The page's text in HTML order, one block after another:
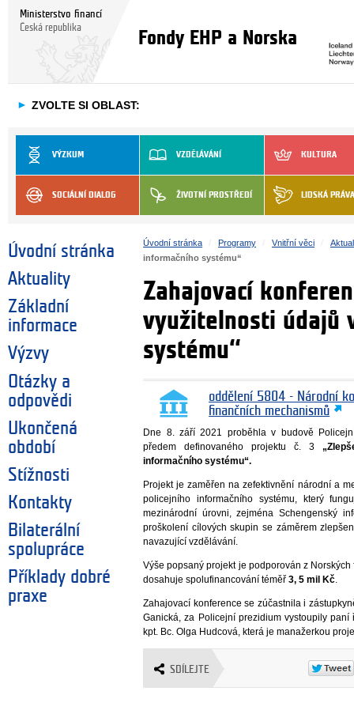
Ministerstvo financí
Česká republika
Fondy EHP a Norska
► ZVOLTE SI OBLAST:
VÝZKUM VZDĚLÁVÁNÍ KULTURA
SOCIÁLNÍ DIALOG ŽIVOTNÍ PROSTŘEDÍ LIDSKÁ PRÁVA
Úvodní stránka
Aktuality
Základní
informace
Výzvy
Otázky a
odpovědi
Ukončená
období
Stížnosti
Kontakty
Bilaterální
spolupráce
Příklady dobré
praxe
Úvodní stránka Programy Vnitřní věci
informačního systému“
Zahajovací
využitelnosti údajů
systému“
oddělení 5804 - Národní
finančních mechanismů
Dne 8. září 2021 proběhla v budově
předem definovaného projektu č. 3
informačního systému“.
Projekt je zaměřen na zefektivnění národní a
policejního informačního systému, který
mezinárodní úrovni, zejména Schengenský
proškolení cílových skupin se záměrem
navazující vzdělávání.
Výše popsaný projekt je podporován z
dosahuje spolufinancování téměř3, 5 mil Kč.
Zahajovací konference se zúčastnila i
Ganická, za Policejní prezidium vystoupily
kpt. Bc. Olga Hudcová, která je manažerkou
SDÍLEJTE